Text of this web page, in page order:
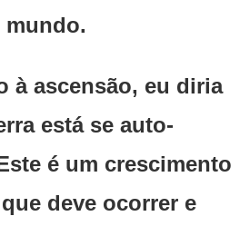
mundo.
à ascensão, eu diria
está se auto-
é um crescimento
deve ocorrer e